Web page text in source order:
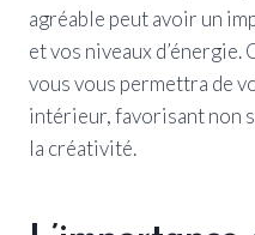
agréable peut avoir un
et vos niveaux
vous vous permettra de
intérieur, favorisant non
la créativité.